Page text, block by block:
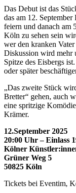
Das Debut ist das
das am 12.
feiern und danach am
Köln zu sehen sein
wer den kranken
Diskussion wird mehr
Spitze des Eisbergs
oder später
„Das zweite Stück
Bretter“ gehen, auch
eine spritzige
Krämer.
12.September 2025
20:00 Uhr – Einlass
Kölner
Grüner Weg 5
50825 Köln
Tickets bei Eventim,